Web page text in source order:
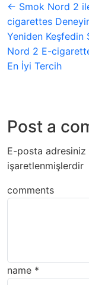
← Smok Nord 2
cigarettes
Yeniden Keşfedin
Nord 2 E-
En İyi Tercih
Post a
E-posta adresiniz
işaretlenmişlerdir
comments
name *